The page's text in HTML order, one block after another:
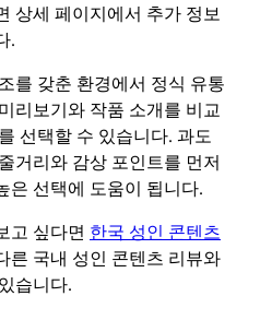
상세 페이지에서 추가 정보
.
를 갖춘 환경에서 정식 유통
리보기와 작품 소개를 비교
선택할 수 있습니다. 과도
거리와 감상 포인트를 먼저
은 선택에 도움이 됩니다.
고 싶다면 한국 성인 콘텐츠
른 국내 성인 콘텐츠 리뷰와
습니다.